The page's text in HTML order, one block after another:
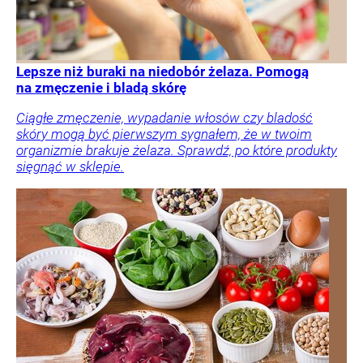
Lepsze niż buraki na niedobór żelaza. Pomogą
na zmęczenie i bladą skórę
Ciągłe zmęczenie, wypadanie włosów czy bladość
skóry mogą być pierwszym sygnałem, że w twoim
organizmie brakuje żelaza. Sprawdź, po które produkty
sięgnąć w sklepie.